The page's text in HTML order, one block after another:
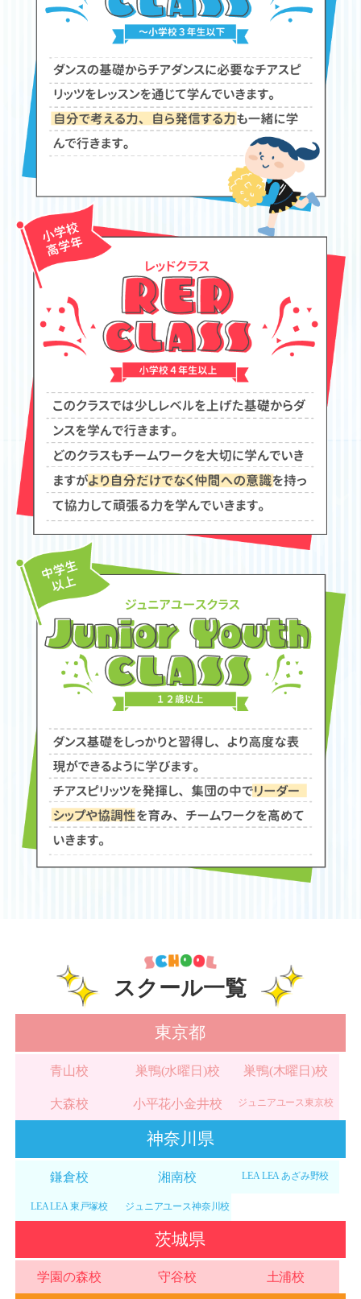
スクール一覧
東京都
青山校 巣鴨(水曜日)校 巣鴨(木曜日)校
大森校 小平花小金井校 ジュニアユース東京校
神奈川県
鎌倉校 湘南校 LEA LEA あざみ野校
LEA LEA 東戸塚校 ジュニアユース神奈川校
茨城県
学園の森校 守谷校 土浦校